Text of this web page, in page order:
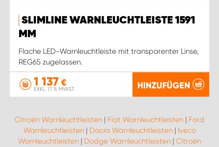
SLIMLINE WARNLEUCHTLEISTE 1591
MM
Flache LED-Warnleuchtleiste mit transparenter Linse,
REG65 zugelassen.
1 137 €
EXKL. 17 % MWST. HINZUFÜGEN
Citroën Warnleuchtleisten | Fiat Warnleuchtleisten | Ford
Warnleuchtleisten| Dacia Warnleuchtleisten| Iveco
Warnleuchtleisten | Dodge Warnleuchtleisten | Citroën